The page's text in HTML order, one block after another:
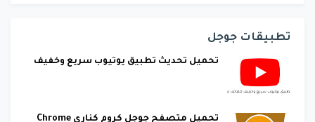
تطبيقات جوجل
تحميل تحديث تطبيق يوتيوب سريع وخفيف
تحميل متصفح جوجل كروم كناري Chrome